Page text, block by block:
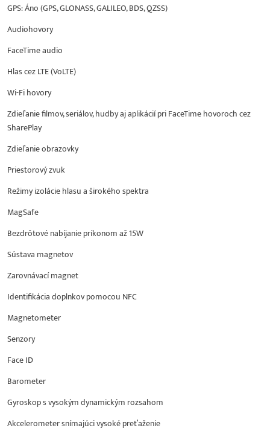
GPS: Áno (GPS, GLONASS, GALILEO, BDS, QZSS)
Audiohovory
FaceTime audio
Hlas cez LTE (VoLTE)
Wi-Fi hovory
Zdieľanie filmov, seriálov, hudby aj aplikácií pri FaceTime hovoroch cez
SharePlay
Zdieľanie obrazovky
Priestorový zvuk
Režimy izolácie hlasu a širokého spektra
MagSafe
Bezdrôtové nabíjanie príkonom až 15W
Sústava magnetov
Zarovnávací magnet
Identifikácia doplnkov pomocou NFC
Magnetometer
Senzory
Face ID
Barometer
Gyroskop s vysokým dynamickým rozsahom
Akcelerometer snímajúci vysoké preťaženie